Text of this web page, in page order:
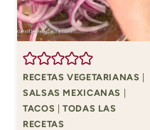
RECETAS VEGETARIANAS
SALSAS MEXICANAS
TACOS |TODAS LAS
RECETAS